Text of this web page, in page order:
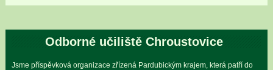
Odborné učiliště Chroustovice
Jsme příspěvková organizace zřízená Pardubickým krajem, která patří do